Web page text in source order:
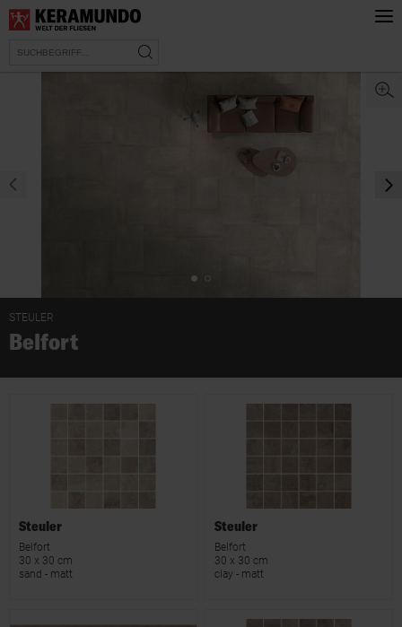
STEULER
Belfort
Steuler
Belfort
30 x 30 cm
sand - matt
Steuler
Belfort
30 x 30 cm
clay - matt